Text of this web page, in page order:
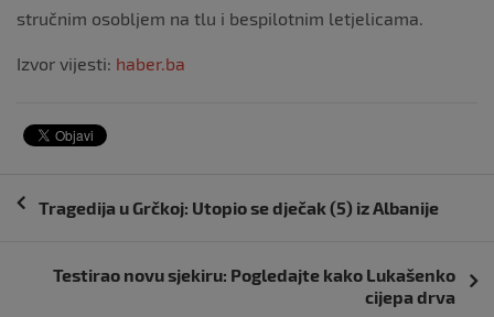
stručnim osobljem na tlu i bespilotnim letjelicama.
Izvor vijesti: haber.ba
Navigacija
objava
Tragedija u Grčkoj: Utopio se dječak (5) iz Albanije
Testirao novu sjekiru: Pogledajte kako Lukašenko
cijepa drva